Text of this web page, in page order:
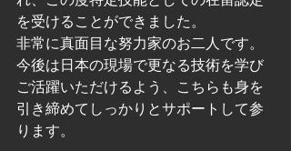
を受けることができました。
非常に真面目な努力家のお二人です。
今後は日本の現場で更なる技術を学び
ご活躍いただけるよう、こちらも身を
引き締めてしっかりとサポートして参
ります。